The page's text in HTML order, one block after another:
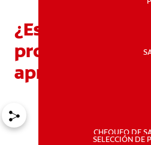
CHEQUEO DE
SELECCIÓN DE
¿Es necesario
protector bucal
apnea del sueño?